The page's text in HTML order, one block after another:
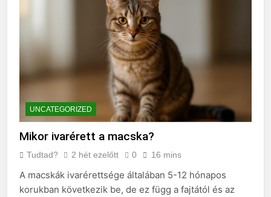
UNCATEGORIZED
Mikor ivarérett a macska?
Tudtad? 2 hét ezelőtt 0 16 mins
A macskák ivarérettsége általában 5-12 hónapos
korukban következik be, de ez függ a fajtától és az